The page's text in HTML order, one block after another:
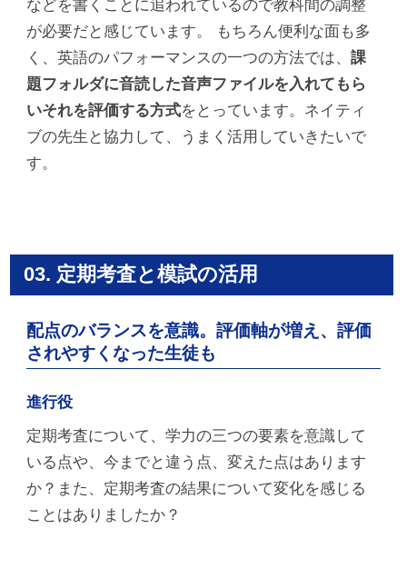
などを書くことに追われているので教科間の調整
が必要だと感じています。 もちろん便利な面も多
く、英語のパフォーマンスの一つの方法では、課
題フォルダに音読した音声ファイルを入れてもら
いそれを評価する方式をとっています。ネイティ
ブの先生と協力して、うまく活用していきたいで
す。
03. 定期考査と模試の活用
配点のバランスを意識。評価軸が増え、評価
されやすくなった生徒も
進行役
定期考査について、学力の三つの要素を意識して
いる点や、今までと違う点、変えた点はあります
か？また、定期考査の結果について変化を感じる
ことはありましたか？